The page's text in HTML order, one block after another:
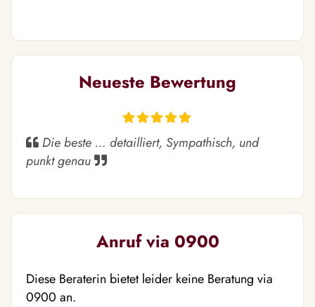
Neueste Bewertung
Die beste … detailliert, Sympathisch, und
punkt genau
Anruf via 0900
Diese Beraterin bietet leider keine Beratung via
0900 an.